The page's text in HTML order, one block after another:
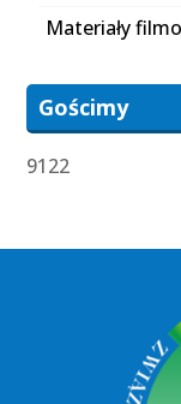
Materiały
Gościmy
9122